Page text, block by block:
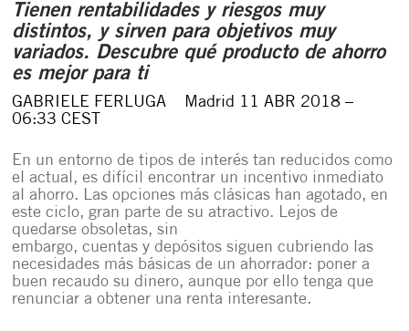
Tienen rentabilidades y riesgos muy
distintos, y sirven para objetivos muy
variados. Descubre qué producto de ahorro
es mejor para ti
GABRIELE FERLUGA Madrid 11 ABR 2018 –
06:33 CEST
En un entorno de tipos de interés tan reducidos como
el actual, es difícil encontrar un incentivo inmediato
al ahorro. Las opciones más clásicas han agotado, en
este ciclo, gran parte de su atractivo. Lejos de
quedarse obsoletas, sin
embargo,cuentas y depósitos siguen cubriendo las
necesidades más básicas de un ahorrador: poner a
buen recaudo su dinero, aunque por ello tenga que
renunciar a obtener una renta interesante.